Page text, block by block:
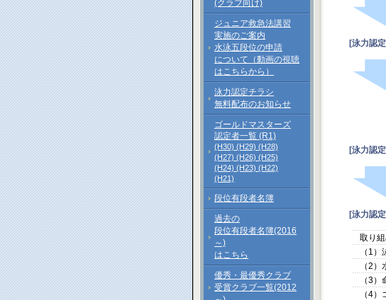
[泳力認
[泳力認
[泳力認
取り
（1
（2
（3
（4
(クラブ向け)
ジュニア救急法講習
実施のご案内
水泳五段位の申請
について（動画の視聴
はこちらから）
泳力認定チラシ
無料配布のお知らせ
ゴールドマスターズ
認定者一覧 (R1)
(H30) (H29) (H28)
(H27) (H26) (H25)
(H24) (H23) (H22)
(H21)
段位有段者名簿
過去の
段位有段者名簿(2016
～)
はこちら
優秀・最優秀クラブ
受賞クラブ一覧(2012